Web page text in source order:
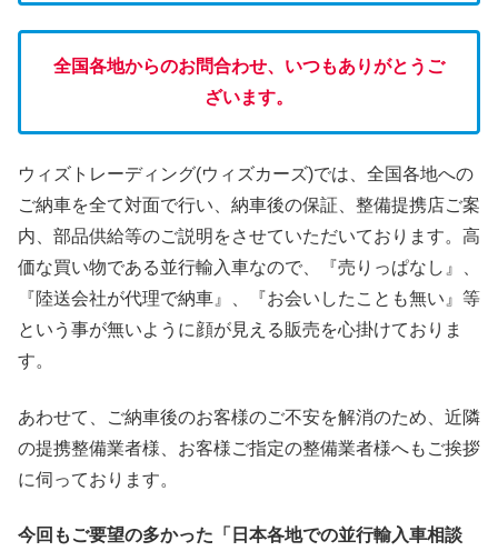
全国各地からのお問合わせ、いつもありがとうご
ざいます。
ウィズトレーディング(ウィズカーズ)では、全国各地への
ご納車を全て対面で行い、納車後の保証、整備提携店ご案
内、部品供給等のご説明をさせていただいております。高
価な買い物である並行輸入車なので、『売りっぱなし』、
『陸送会社が代理で納車』、『お会いしたことも無い』等
という事が無いように顔が見える販売を心掛けておりま
す。
あわせて、ご納車後のお客様のご不安を解消のため、近隣
の提携整備業者様、お客様ご指定の整備業者様へもご挨拶
に伺っております。
今回もご要望の多かった「日本各地での並行輸入車相談